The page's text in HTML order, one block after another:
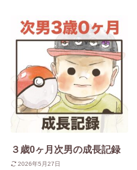
３歳0ヶ月次男の成長記録
2026年5月27日